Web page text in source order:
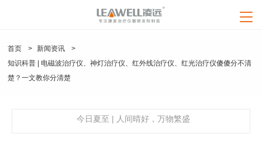
凌远首页
产品中心
首页 > 新闻资讯
>
知识科普 | 电磁波治疗仪、神灯治疗仪、红外线治疗仪、红光治疗仪傻傻分不清
楚？一文教你分清楚
今日夏至 | 人间晴好，万物繁盛